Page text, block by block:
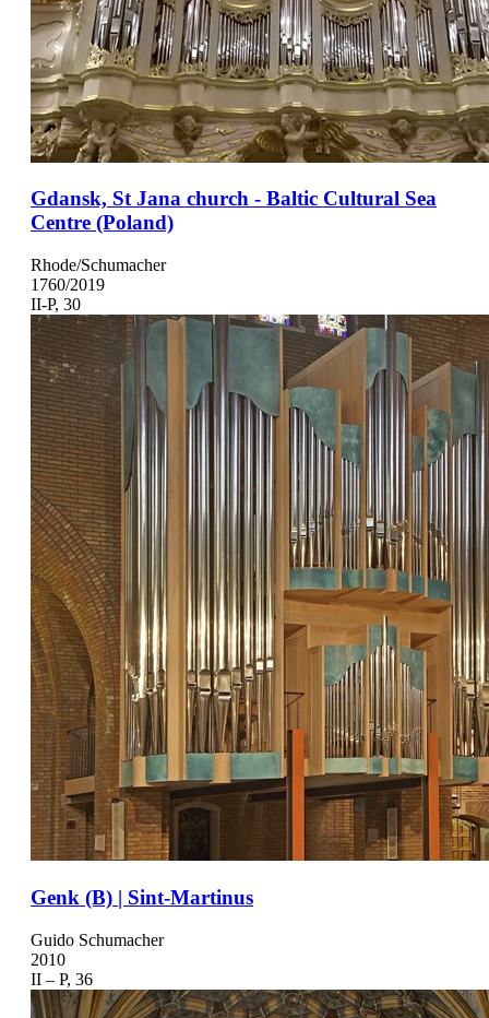
Gdansk, St Jana church - Baltic Cultural Sea
Centre (Poland)
Rhode/Schumacher
1760/2019
II-P, 30
Genk (B) | Sint-Martinus
Guido Schumacher
2010
II – P, 36